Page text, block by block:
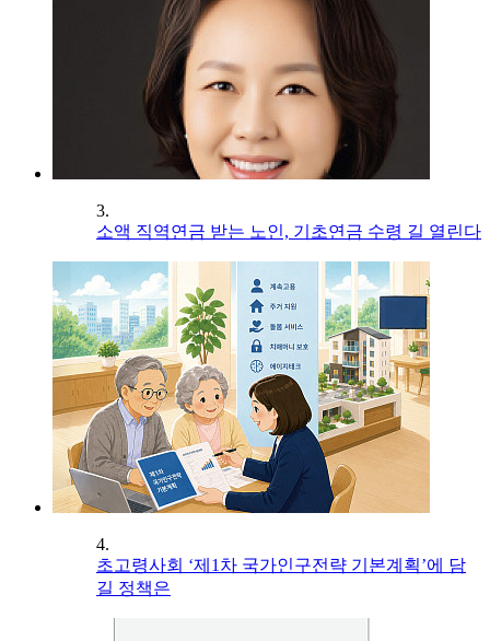
3.
소액 직역연금 받는 노인, 기초연금 수령 길 열린다
4.
초고령사회 ‘제1차 국가인구전략 기본계획’에 담
길 정책은